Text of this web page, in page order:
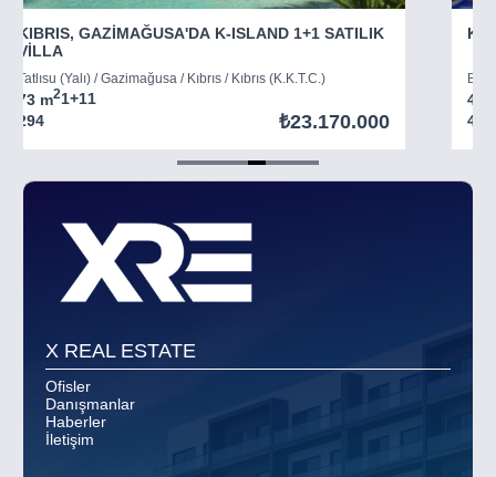
KIBRIS, GAZİMAĞUSA'DA K-ISLAND 1+1 SATILIK
VİLLA
Tatlısu (Yalı) / Gazimağusa / Kıbrıs / Kıbrıs (K.K.T.C.)
73 m21+11
294
₺23.170.000
45
403
of
X REAL ESTATE
Ofisler
Danışmanlar
Haberler
İletişim